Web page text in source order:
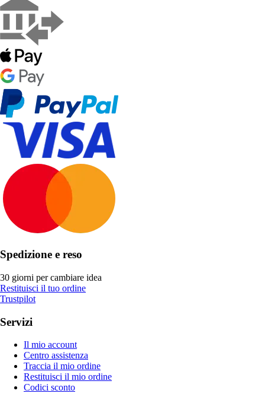
Spedizione e reso
30 giorni per cambiare idea
Restituisci il tuo ordine
Trustpilot
Servizi
Il mio account
Centro assistenza
Traccia il mio ordine
Restituisci il mio ordine
Codici sconto